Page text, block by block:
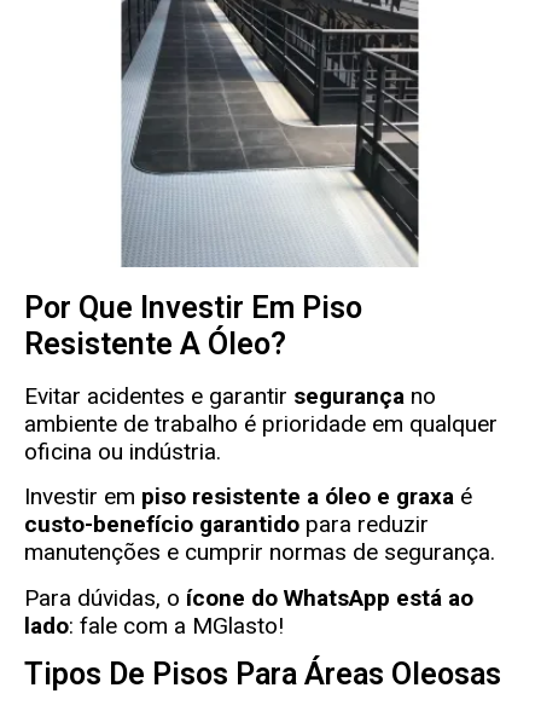
Por Que Investir Em Piso
Resistente A Óleo?
Evitar acidentes e garantir segurança no
ambiente de trabalho é prioridade em qualquer
oficina ou indústria.
Investir em piso resistente a óleo e graxa é
custo-benefício garantido para reduzir
manutenções e cumprir normas de segurança.
Para dúvidas, o ícone do WhatsApp está ao
lado: fale com a MGlasto!
Tipos De Pisos Para Áreas Oleosas